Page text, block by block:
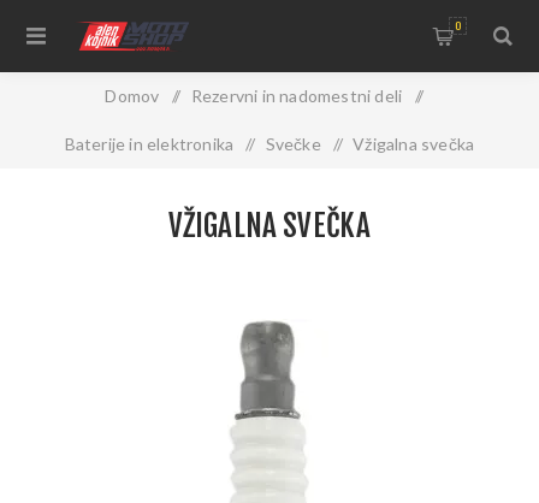
0
Domov / Rezervni in nadomestni deli /
Baterije in elektronika / Svečke / Vžigalna svečka
VŽIGALNA SVEČKA